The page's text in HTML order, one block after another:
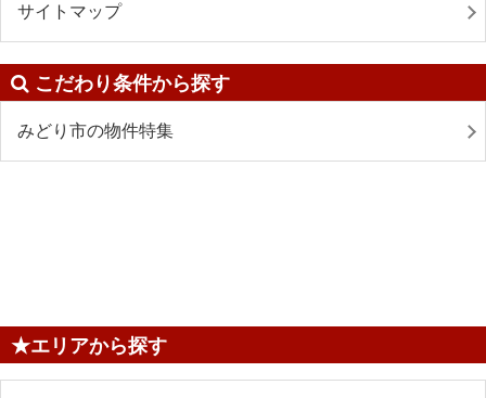
サイトマップ
こだわり条件から探す
みどり市の物件特集
★エリアから探す